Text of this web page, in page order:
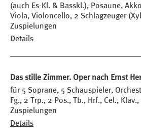
(auch Es-Kl. & Basskl.), Posaune,
Viola, Violoncello, 2 Schlagzeuger
Zuspielungen
Details
Das stille Zimmer. Oper nach Ernst
für 5 Soprane, 5 Schauspieler,
Fg., 2 Trp., 2 Pos., Tb., Hrf., Cel.,
Zuspielungen
Details